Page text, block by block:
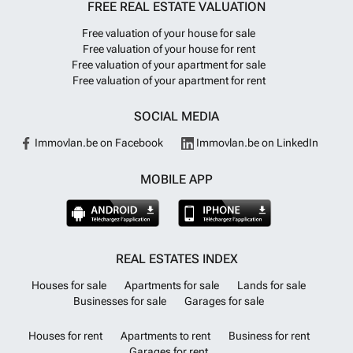
FREE REAL ESTATE VALUATION
Free valuation of your house for sale
Free valuation of your house for rent
Free valuation of your apartment for sale
Free valuation of your apartment for rent
SOCIAL MEDIA
Immovlan.be on Facebook Immovlan.be on LinkedIn
MOBILE APP
REAL ESTATES INDEX
Houses for sale Apartments for sale
Lands for sale
Businesses for sale
Garages for sale
Houses for rent Apartments to rent
Business for rent